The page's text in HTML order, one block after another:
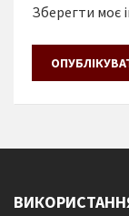
Зберегти моє